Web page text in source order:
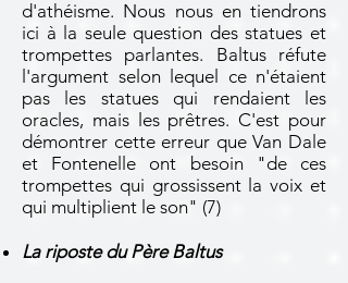
d'athéisme. Nous nous en tiendrons
ici à la seule question des statues et
trompettes parlantes. Baltus réfute
l'argument selon lequel ce n'étaient
pas les statues qui rendaient les
oracles, mais les prêtres. C'est pour
démontrer cette erreur que Van Dale
et Fontenelle ont besoin "de ces
trompettes qui grossissent la voix et
qui multiplient le son" (7)
La riposte du Père Baltus